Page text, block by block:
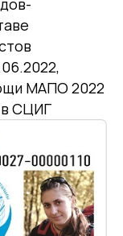
МАПО 2022
СЦИГ